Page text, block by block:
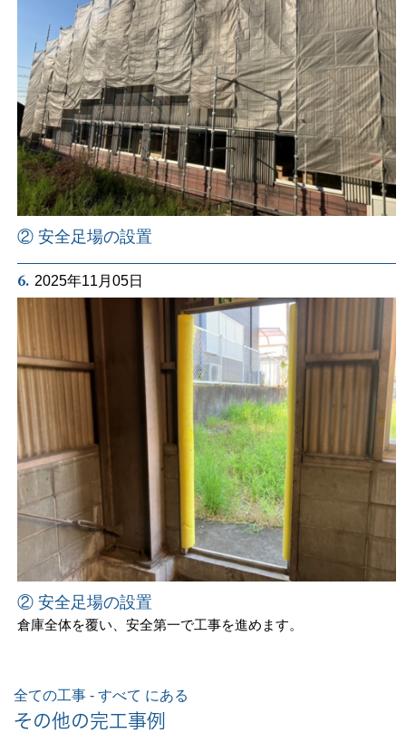
② 安全足場の設置
6. 2025年11月05日
② 安全足場の設置
倉庫全体を覆い、安全第一で工事を進めます。
全ての工事 - すべて にある
その他の完工事例